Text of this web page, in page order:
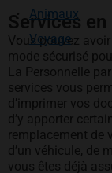
Animaux
Voyage
Services en
Vous pouvez
mode sécurisé
La Personnelle
services vous
d’imprimer vos
d’y apporter
remplacement de
d’un véhicule, de
vous êtes déjà